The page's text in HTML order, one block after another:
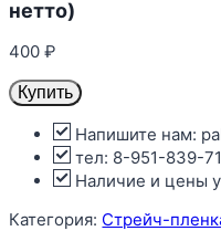
нетто)
400₽
Купить
Напишите нам:
тел: 8-951-839-
Наличие и цены
Категория: Стрейч-